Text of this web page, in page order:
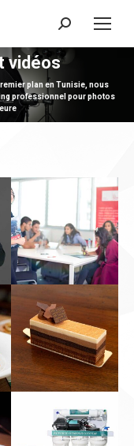
Search:
vidéos
plan en Tunisie, nous
professionnel pour photos